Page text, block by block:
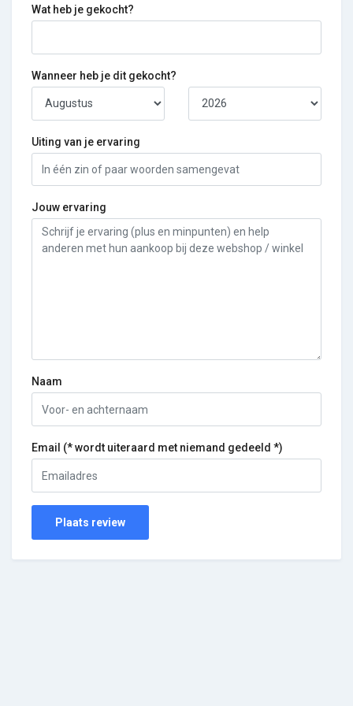
Wat heb je gekocht?
Wanneer heb je dit gekocht?
Uiting van je ervaring
Jouw ervaring
Naam
Email (* wordt uiteraard met niemand gedeeld *)
Plaats review